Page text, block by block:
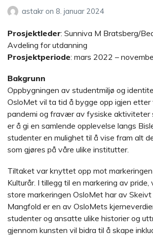
astakr on 8. januar 2024
Prosjektleder: Sunniva M Bratsberg/
Avdeling for utdanning
Prosjektperiode: mars 2022 –
Bakgrunn
Oppbygningen av studentmiljø og
OsloMet vil ta tid å bygge opp igjen etter
pandemi og fravær av fysiske aktiviteter
er å gi en samlende opplevelse langs
studenter en mulighet til å vise fram alt
som gjøres på våre ulike institutter.
Tiltaket var knyttet opp mot
Kulturår. I tillegg til en markering av
store markeringen OsloMet har av
Mangfold er en av OsloMets
studenter og ansatte ulike historier og
gjennom kunsten vil bidra til å skape